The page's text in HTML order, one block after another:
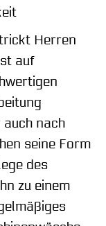
Herren
auf
nach
seine Form
des
zu einem